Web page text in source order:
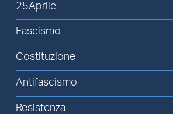
25Aprile
Fascismo
Costituzione
Antifascismo
Resistenza